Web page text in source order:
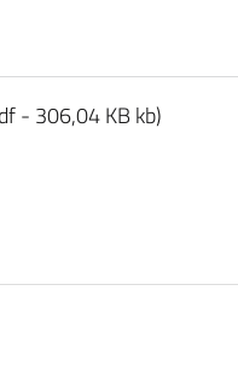
- 306,04 KB kb)